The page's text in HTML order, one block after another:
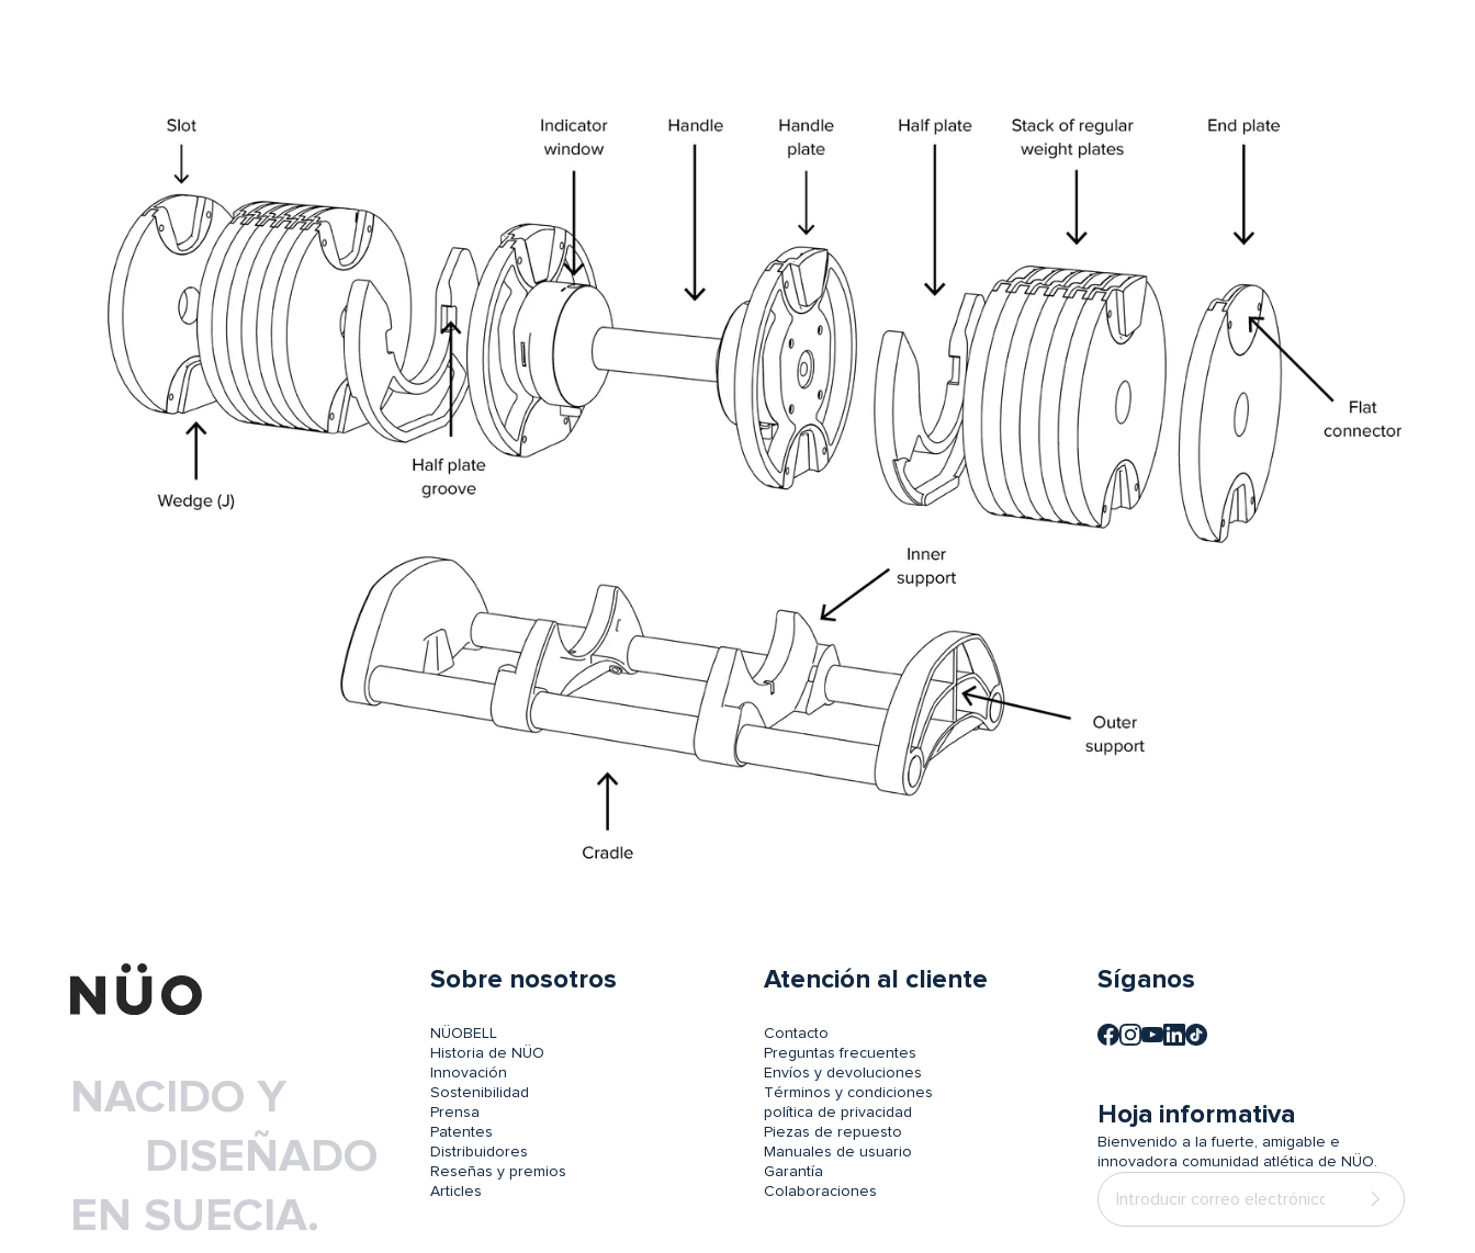
NACIDO Y
DISEÑADO
EN SUECIA.
Sobre nosotros
NÜOBELL
Historia de NÜO
Innovación
Sostenibilidad
Prensa
Patentes
Distribuidores
Reseñas y premios
Articles
Atención al cliente
Contacto
Preguntas frecuentes
Envíos y devoluciones
Términos y condiciones
política de privacidad
Piezas de repuesto
Manuales de usuario
Garantía
Colaboraciones
Síganos
Hoja informativa
Bienvenido a la fuerte, amigable e
innovadora comunidad atlética de NÜO.